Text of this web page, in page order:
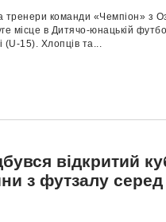
тренери команди «Чемпіон» з
місце в Дитячо-юнацькій
(U-15). Хлопців та...
відкритий
з футзалу серед